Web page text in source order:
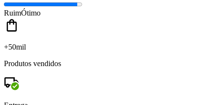
RuimÓtimo
+50mil
Produtos vendidos